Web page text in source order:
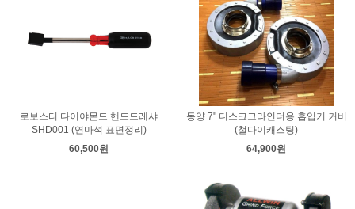
로보스터 다이야몬드 핸드드레샤
SHD001 (연마석 표면정리)
60,500원
동양 7" 디스크그라인더용 흡입기 커버
(철다이캐스팅)
64,900원